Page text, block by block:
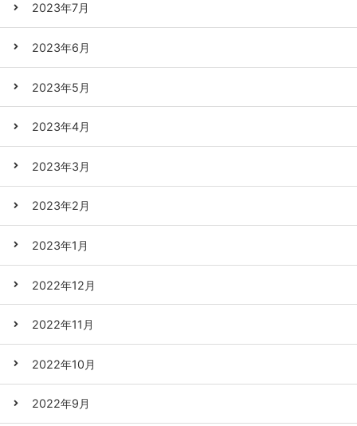
2023年7月
2023年6月
2023年5月
2023年4月
2023年3月
2023年2月
2023年1月
2022年12月
2022年11月
2022年10月
2022年9月